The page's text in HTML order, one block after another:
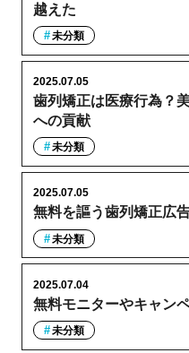
越えた
未分類
歯列矯正は医療行為？
への貢献
2025.07.05
未分類
無料を謳う歯列矯正広
2025.07.05
未分類
無料モニターやキャン
2025.07.04
未分類